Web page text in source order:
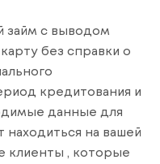
займ с выводом
без справки о
кредитования и
данные для
находиться на вашей
клиенты , которые